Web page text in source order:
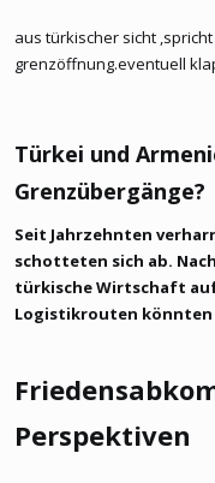
aus türkischer sicht
grenzöffnung.eventuell
Türkei und
Grenzübergänge?​
Seit Jahrzehnten
schotteten sich ab.
türkische Wirtschaft
Logistikrouten könnten
Perspektiven​